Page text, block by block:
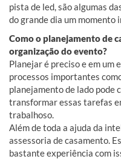
pista de led, são algumas
do grande dia um momento
Como o planejamento de
organização do evento?
Planejar é preciso e em um
processos importantes
planejamento de lado pode
transformar essas tarefas
trabalhoso.
Além de toda a ajuda da
assessoria de casamento.
bastante experiência com